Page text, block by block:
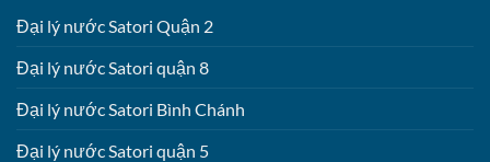
Đại lý nước Satori Quận 2
Đại lý nước Satori quận 8
Đại lý nước Satori Bình Chánh
Đại lý nước Satori quận 5